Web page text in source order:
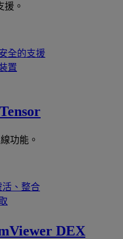
援。
全的支援
置
功能。
活、整合
DEX